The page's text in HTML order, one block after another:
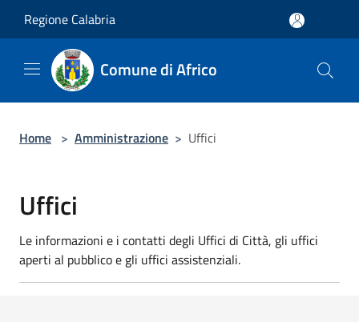
Regione Calabria
Comune di Africo
Home > Amministrazione > Uffici
Uffici
Le informazioni e i contatti degli Uffici di Città, gli uffici
aperti al pubblico e gli uffici assistenziali.